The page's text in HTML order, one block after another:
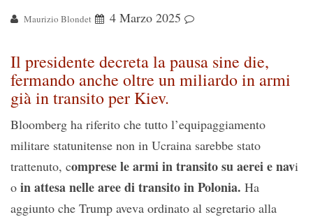
Maurizio Blondet 4 Marzo 2025
Il presidente decreta la pausa sine die,
fermando anche oltre un miliardo in armi
già in transito per Kiev.
Bloomberg ha riferito che tutto l’equipaggiamento
militare statunitense non in Ucraina sarebbe stato
trattenuto, comprese le armi in transito su aerei e navi
o in attesa nelle aree di transito in Polonia. Ha
aggiunto che Trump aveva ordinato al segretario alla